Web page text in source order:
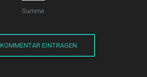
Summe
KOMMENTAR EINTRAGEN